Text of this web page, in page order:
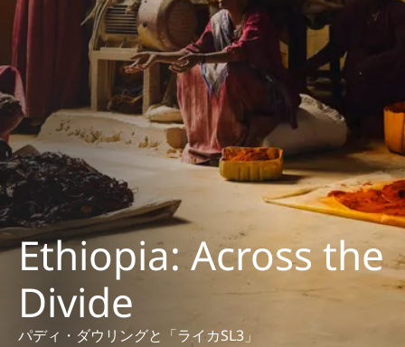
Ethiopia: Across the
Divide
パディ・ダウリングと「ライカSL3」